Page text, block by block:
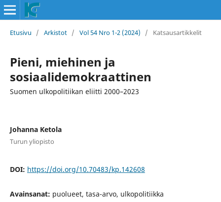
Etusivu / Arkistot / Vol 54 Nro 1-2 (2024) / Katsausartikkelit
Pieni, miehinen ja
sosiaalidemokraattinen
Suomen ulkopolitiikan eliitti 2000–2023
Johanna Ketola
Turun yliopisto
DOI: https://doi.org/10.70483/kp.142608
Avainsanat: puolueet, tasa-arvo, ulkopolitiikka